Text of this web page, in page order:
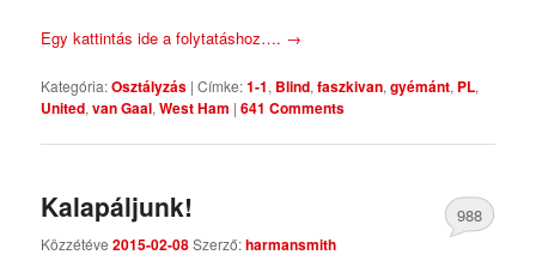
Egy kattintás ide a folytatáshoz…. →
Kategória:Osztályzás |Címke:1-1, Blind,faszkivan,gyémánt, PL,
United,van Gaal,West Ham |641 Comments
Kalapáljunk!
Közzétéve2015-02-08Szerző:harmansmith
988